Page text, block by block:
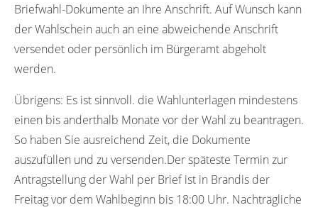
Briefwahl-Dokumente an Ihre Anschrift. Auf Wunsch kann
der Wahlschein auch an eine abweichende Anschrift
versendet oder persönlich im Bürgeramt abgeholt
werden.
Übrigens: Es ist sinnvoll. die Wahlunterlagen mindestens
einen bis anderthalb Monate vor der Wahl zu beantragen.
So haben Sie ausreichend Zeit, die Dokumente
auszufüllen und zu versenden.Der späteste Termin zur
Antragstellung der Wahl per Brief ist in Brandis der
Freitag vor dem Wahlbeginn bis 18:00 Uhr. Nachträgliche